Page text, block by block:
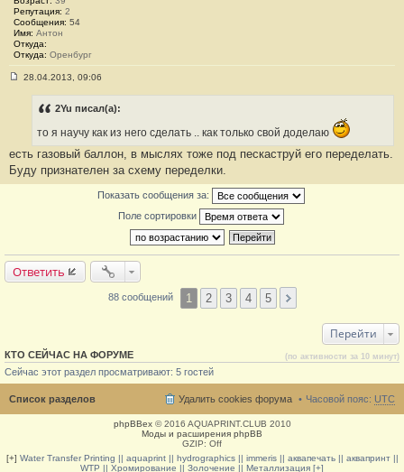
е
#
1
9
Репутация: 2
Сообщения: 54
Имя: Антон
Откуда:
Откуда: Оренбург
н
и
е
#
28.04.2013, 09:06
2Yu писал(а):
то я научу как из него сделать .. как только свой доделаю
есть газовый баллон, в мыслях тоже под пескаструй его переделать.
Буду признателен за схему переделки.
Показать сообщения за:
Поле сортировки
Ответить
88 сообщений 1 2 3 4 5
Перейти
КТО СЕЙЧАС НА ФОРУМЕ (по активности за 10 минут)
Сейчас этот раздел просматривают: 5 гостей
Список разделов Часовой пояс: UTC
Удалить cookies форума
phpBBex© 2016 AQUAPRINT.CLUB 2010
Моды и расширения phpBB
GZIP: Off
[+] Water Transfer Printing || aquaprint || hydrographics || immeris || аквапечать || аквапринт ||
WTP || Хромирование || Золочение || Металлизация [+]